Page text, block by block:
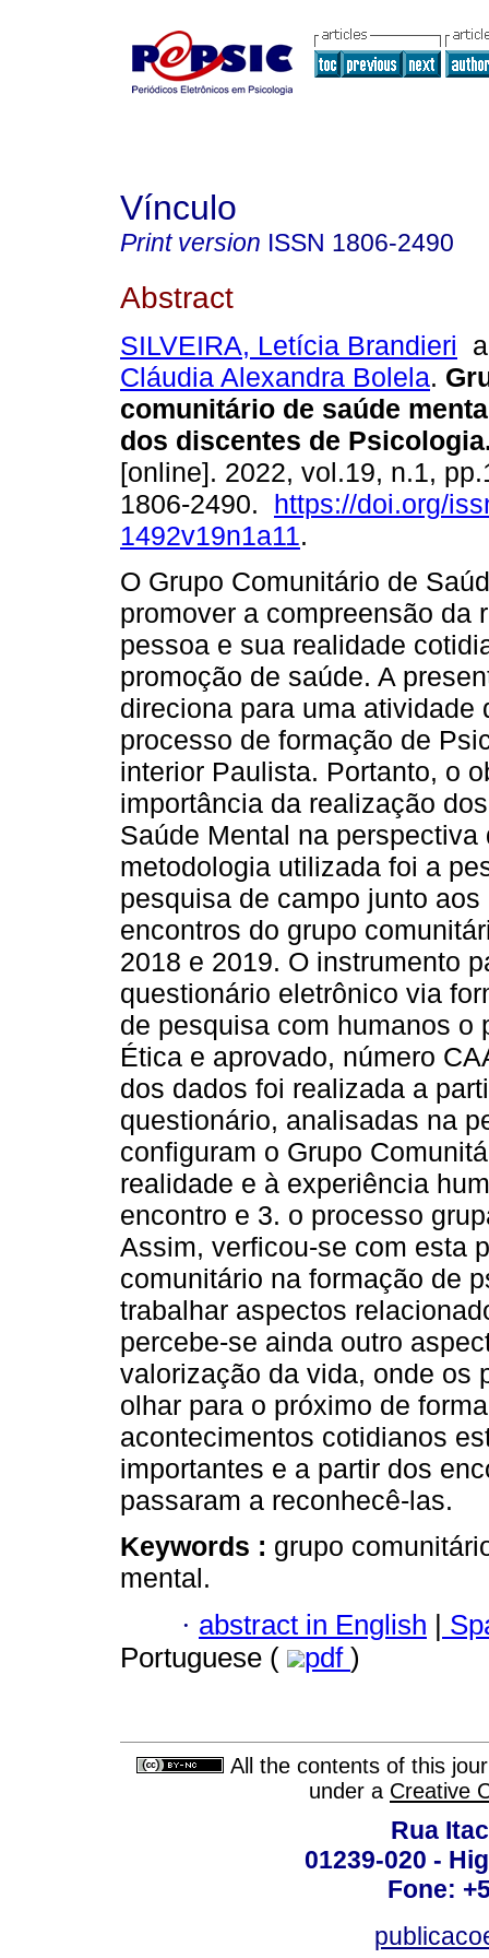
Vínculo
Print version ISSN 1806-2490
Abstract
SILVEIRA, Letícia Brandieri
Cláudia Alexandra Bolela.
comunitário de saúde
dos discentes de Psicologia
[online]. 2022, vol.19, n.1,
1806-2490. https://doi.org/
1492v19n1a11.
O Grupo Comunitário de
promover a compreensão da
pessoa e sua realidade
promoção de saúde. A
direciona para uma atividade
processo de formação de
interior Paulista. Portanto, o
importância da realização
Saúde Mental na
metodologia utilizada foi a
pesquisa de campo junto
encontros do grupo
2018 e 2019. O instrumento
questionário eletrônico via
de pesquisa com humanos o
Ética e aprovado, número
dos dados foi realizada a
questionário, analisadas na
configuram o Grupo
realidade e à experiência
encontro e 3. o processo
Assim, verficou-se com esta
comunitário na formação de
trabalhar aspectos
percebe-se ainda outro
valorização da vida, onde os
olhar para o próximo de
acontecimentos cotidianos
importantes e a partir dos
passaram a reconhecê-las.
Keywords : grupo
mental.
· abstract in English |
Portuguese (
pdf )
All the contents of this
under a Creative
Rua
01239-020 -
Fone: